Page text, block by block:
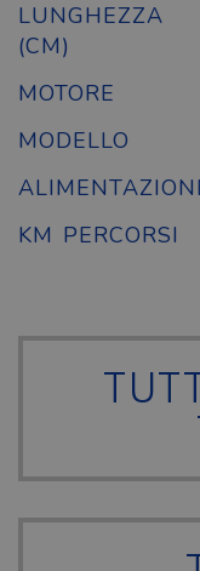
LUNGHEZZA
(CM)
MOTORE
MODELLO
KM PERCORSI